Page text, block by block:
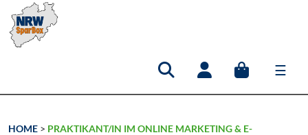
☰
Hauptnavigation
HOME > PRAKTIKANT/IN IM ONLINE MARKETING & E-